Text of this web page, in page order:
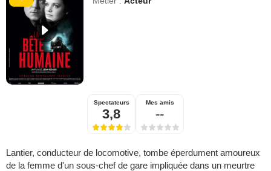
Spectateurs
3,8
Mes amis
--
Lantier, conducteur de locomotive, tombe éperdument amoureux
de la femme d'un sous-chef de gare impliquée dans un meurtre